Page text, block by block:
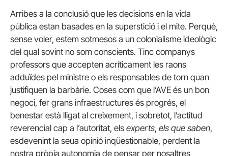
Arribes a la conclusió que les decisions en la vida
pública estan basades en la superstició i el mite. Perquè,
sense voler, estem sotmesos a un colonialisme ideològic
del qual sovint no som conscients. Tinc companys
professors que accepten acríticament les raons
adduïdes pel ministre o els responsables de torn quan
justifiquen la barbàrie. Coses com que l’AVE és un bon
negoci, fer grans infraestructures és progrés, el
benestar està lligat al creixement, i sobretot, l’actitud
reverencial cap a l’autoritat, els experts, els que saben,
esdevenint la seua opinió inqüestionable, perdent la
nostra pròpia autonomia de pensar per nosaltres